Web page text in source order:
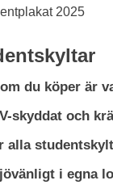
2025
du köper är
skyddat och
alla
i egna